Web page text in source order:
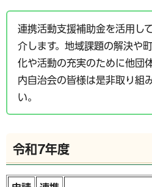
連携活動支援補助金を活用し
介します。地域課題の解決や
化や活動の充実のために他団
内自治会の皆様は是非取り組
い。
令和7年度